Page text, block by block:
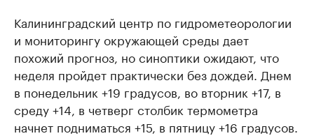
Калининградский центр по гидрометеорологии
и мониторингу окружающей среды дает
похожий прогноз, но синоптики ожидают, что
неделя пройдет практически без дождей. Днем
в понедельник +19 градусов, во вторник +17, в
среду +14, в четверг столбик термометра
начнет подниматься +15, в пятницу +16 градусов.